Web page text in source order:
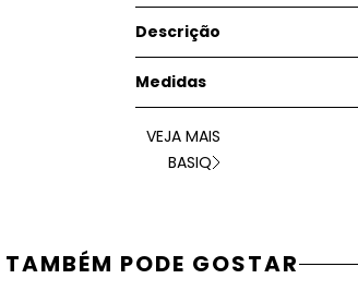
Descrição
Medidas
VEJA MAIS
BASIQ
PODE GOSTAR